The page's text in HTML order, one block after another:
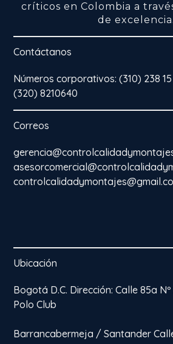
críticos en Colombia a
de excelencia.
Contáctanos
Números corporativos: (310) 238
(320) 8210640
Correos
Ubicación
Bogotá D.C. Dirección: Calle 85a
Polo Club
Barrancabermeja / Santander